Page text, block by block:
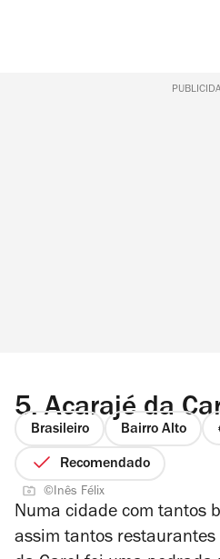
5. Acarajé da
Brasileiro Bairro Alto
Recomendado
©Inês Félix
Numa cidade com tantos
assim tantos restaurantes